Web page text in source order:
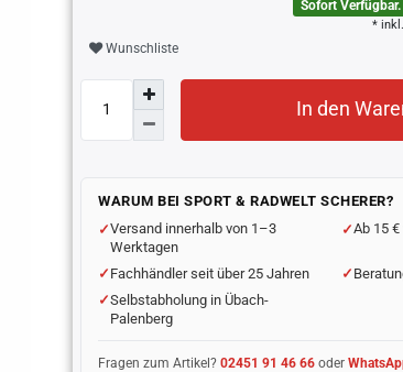
Sofort
*
Wunschliste
In den
WARUM BEI SPORT & RADWELT SCHERER?
Versand innerhalb von 1–3
Werktagen
Ab 15
Fachhändler seit über 25 Jahren
Selbstabholung in Übach-
Palenberg
Fragen zum Artikel?02451 91 46 66 oder